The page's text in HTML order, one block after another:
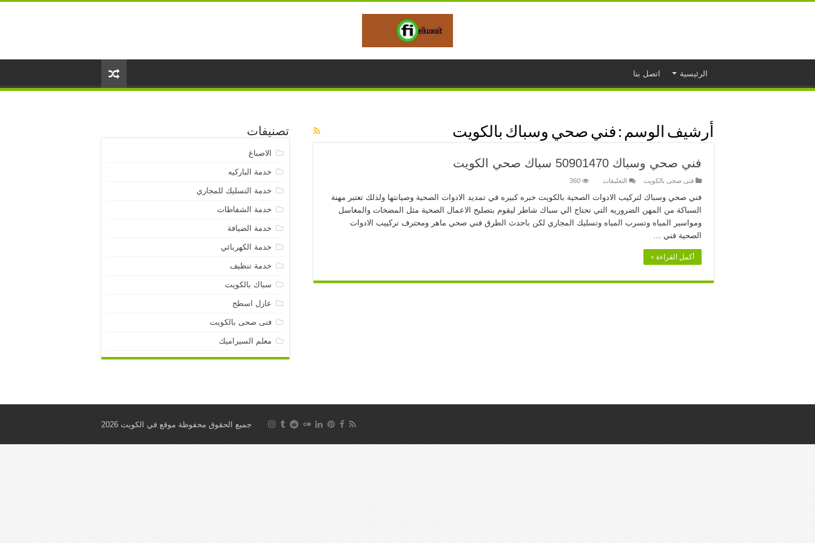
الرئيسية اتصل بنا
أرشيف الوسم : فني صحي وسباك بالكويت
فني صحي وسباك 50901470 سباك صحي الكويت
فنى صحى بالكويت التعليقات
صحي
وسباك
50901470
صحي
360
فني صحي وسباك لتركيب الادوات الصحية بالكويت خبره كبيره في تمديد الادوات الصحية وصيانتها ولذلك تعتبر مهنة
السباكة من المهن الضروريه التي تحتاج الي سباك شاطر ليقوم بتصليح الاعمال الصحية مثل المضخات والمغاسل
ومواسير المياه وتسرب المياه وتسليك المجاري لكن باحدث الطرق فني صحي ماهر ومحترف تركييب الادوات
الصحية فني …
أكمل القراءة »
تصنيفات
الاصباغ
خدمة الباركيه
خدمة التسليك للمجاري
خدمة الشفاطات
خدمة الضيافة
خدمة الكهربائي
خدمة تنظيف
سباك بالكويت
عازل اسطح
فنى صحى بالكويت
معلم السيراميك
جميع الحقوق محفوظة موقع في الكويت 2026